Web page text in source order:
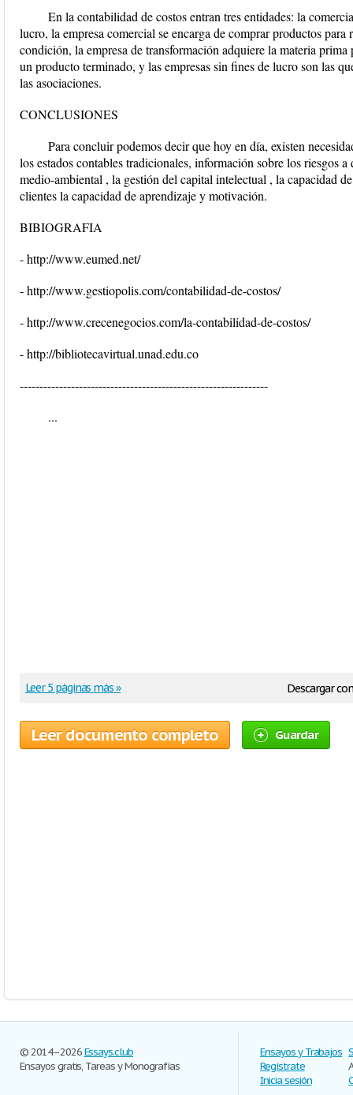
En la contabilidad de costos entran tres entidades: la
lucro, la empresa comercial se encarga de comprar productos para
condición, la empresa de transformación adquiere la materia
un producto terminado, y las empresas sin fines de lucro son las
las asociaciones.
CONCLUSIONES
Para concluir podemos decir que hoy en día, existen
los estados contables tradicionales, información sobre los riesgos
medio-ambiental , la gestión del capital intelectual , la capacidad
clientes la capacidad de aprendizaje y motivación.
BIBIOGRAFIA
- http://www.eumed.net/
- http://www.gestiopolis.com/contabilidad-de-costos/
- http://www.crecenegocios.com/la-contabilidad-de-costos/
- http://bibliotecavirtual.unad.edu.co
---------------------------------------------------------------
...
Descargar
Leer 5 páginas más »
Leer documento completo Guardar
© 2014–2026Essays.club
Ensayos gratis, Tareas y Monografías
Ensayos y Trabajos
Regístrate
Inicia sesión